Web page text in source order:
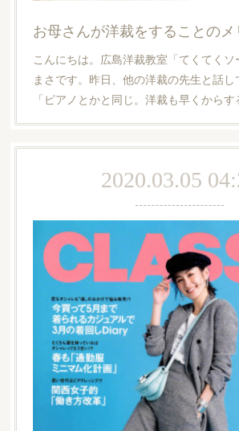
お母さんが洋裁をすることのメ
こんにちは。広島洋裁教室「てくてく
まさです。昨日、他の洋裁の先生と話し
「ピアノとかと同じ。洋裁も早くから
2020.03.05